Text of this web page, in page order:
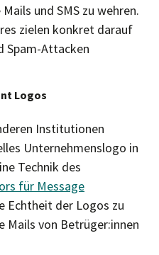
und SMS zu wehren.
zielen konkret darauf
Spam-Attacken
Logos
Institutionen
Unternehmenslogo in
Technik des
für Message
Echtheit der Logos zu
Mails von Betrüger:innen